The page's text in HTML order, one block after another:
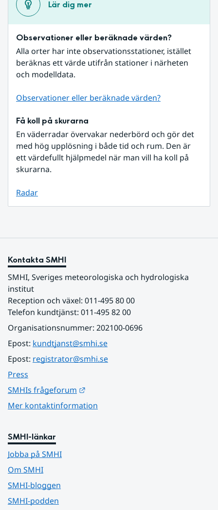
Lär dig mer
Observationer eller beräknade värden?
Alla orter har inte observationsstationer, istället
beräknas ett värde utifrån stationer i närheten
och modelldata.
Observationer eller beräknade värden?
Få koll på skurarna
En väderradar övervakar nederbörd och gör det
med hög upplösning i både tid och rum. Den är
ett värdefullt hjälpmedel när man vill ha koll på
skurarna.
Radar
Kontakta SMHI
SMHI, Sveriges meteorologiska och hydrologiska
institut
Reception och växel: 011-495 80 00
Telefon kundtjänst: 011-495 82 00
Organisationsnummer: 202100-0696
Epost: kundtjanst@smhi.se
Epost: registrator@smhi.se
Press
SMHIs frågeforum
Mer kontaktinformation
SMHI-länkar
Jobba på SMHI
Om SMHI
SMHI-bloggen
SMHI-podden